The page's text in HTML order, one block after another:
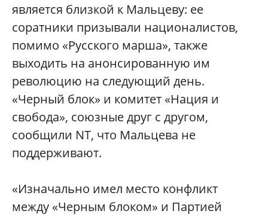
является близкой к Мальцеву: ее
соратники призывали националистов,
помимо «Русского марша», также
выходить на анонсированную им
революцию на следующий день.
«Черный блок» и комитет «Нация и
свобода», союзные друг с другом,
сообщили NT, что Мальцева не
поддерживают.
«Изначально имел место конфликт
между «Черным блоком» и Партией